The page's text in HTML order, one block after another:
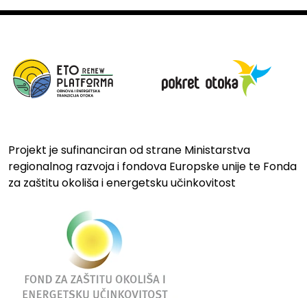
Projekt je sufinanciran od strane Ministarstva
regionalnog razvoja i fondova Europske unije te Fonda
za zaštitu okoliša i energetsku učinkovitost